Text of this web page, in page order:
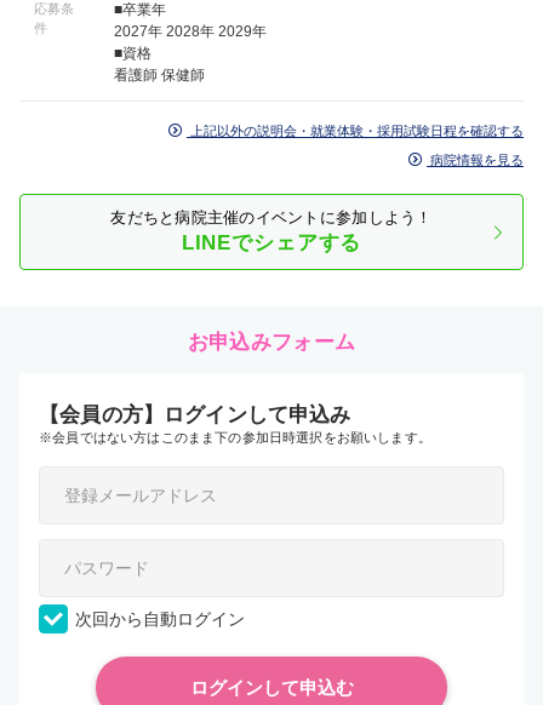
応募条
件
■卒業年
2027年 2028年 2029年
■資格
看護師 保健師
上記以外の説明会・就業体験・採用試験日程を確認する
病院情報を見る
友だちと病院主催のイベントに参加しよう！
LINEでシェアする
お申込みフォーム
【会員の方】ログインして申込み
※会員ではない方はこのまま下の参加日時選択をお願いします。
次回から自動ログイン